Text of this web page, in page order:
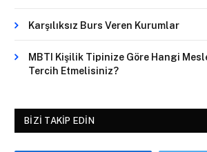
Karşılıksız Burs Veren Kurumlar
MBTI Kişilik Tipinize Göre Hangi
Tercih Etmelisiniz?
BIZI TAKIP EDIN